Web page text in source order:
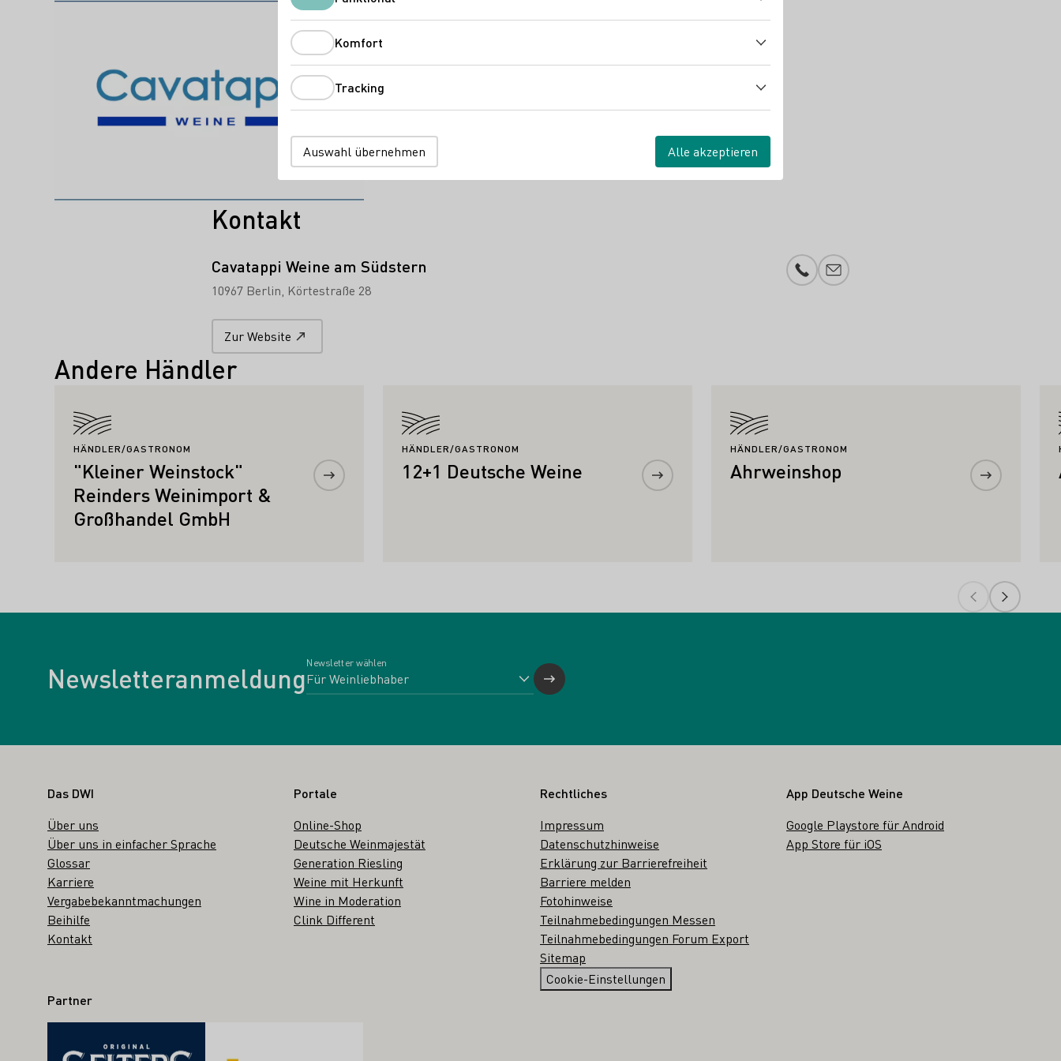
Das könnte Sie auch interessieren
Kontakt
Cavatappi Weine am Südstern
10967 Berlin Körtestraße 28
Telefonnummer
E-Mail-Adresse
Zur Website
Andere Händler
HÄNDLER/GASTRONOM
"Kleiner Weinstock"
Reinders Weinimport &
Großhandel GmbH
Mehr erfahren
HÄNDLER/GASTRONOM
12+1 Deutsche Weine
Mehr erfahren
HÄNDLER/GASTRONOM
Ahrweinshop
Mehr erfahren
Newsletteranmeldung
Newsletter wählen
Fußbereich
Das DWI
Über uns
Über uns in einfacher Sprache
Glossar
Karriere
Vergabebekanntmachungen
Beihilfe
Kontakt
Portale
Online-Shop
Deutsche Weinmajestät
Generation Riesling
Weine mit Herkunft
Wine in Moderation
Clink Different
Rechtliches
Impressum
Datenschutzhinweise
Erklärung zur Barrierefreiheit
Barriere melden
Fotohinweise
Teilnahmebedingungen Messen
Teilnahmebedingungen Forum Export
Sitemap
Cookie-Einstellungen
Funktional
Komfort
Tracking
Auswahl übernehmen Alle akzeptieren
App Deutsche Weine
Google Playstore für Android
App Store für iOS
Partner